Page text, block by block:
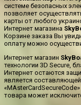
системе безопасных
позволяет
карты от любого
Интернет магазина
Корзине заказа Вы
оплату можно
Интернет магазин
технологии 3D Secure,
Интернет остаются
является
товара может